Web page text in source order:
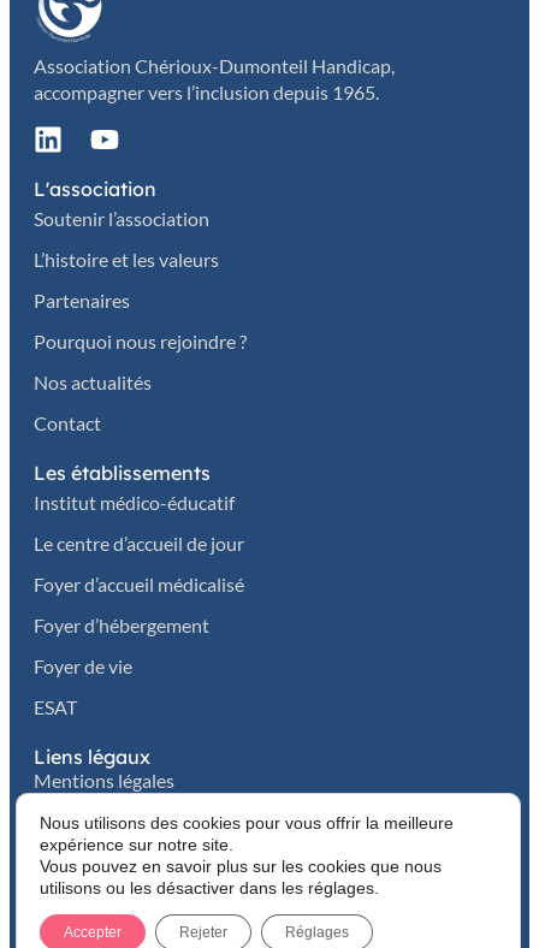
Association Chérioux-Dumonteil Handicap,
accompagner vers l’inclusion depuis 1965.
L'association
Soutenir l’association
L’histoire et les valeurs
Partenaires
Pourquoi nous rejoindre ?
Nos actualités
Contact
Les établissements
Institut médico-éducatif
Le centre d’accueil de jour
Foyer d’accueil médicalisé
Foyer d’hébergement
Foyer de vie
ESAT
Liens légaux
Mentions légales
Cookies
© 2026 Association Chérioux-Dumonteil Handicap. Tous
droits réservés.
Nous utilisons des cookies pour vous offrir la meilleure
expérience sur notre site.
Vous pouvez en savoir plus sur les cookies que nous
utilisons ou les désactiver dans les réglages.
Accepter Rejeter Réglages